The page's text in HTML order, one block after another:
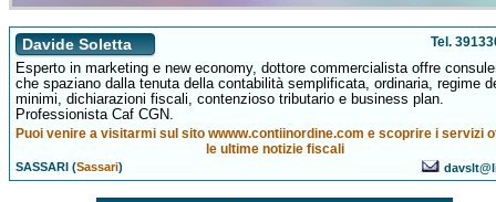
Davide Soletta Tel.
Esperto in marketing e new economy, dottore commercialista offre
che spaziano dalla tenuta della contabilità semplificata, ordinaria, regime
minimi, dichiarazioni fiscali, contenzioso tributario e business plan.
Professionista Caf CGN.
Puoi venire a visitarmi sul sito wwww.contiinordine.com e scoprire i servizi
le ultime notizie fiscali
SASSARI (Sassari)